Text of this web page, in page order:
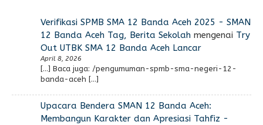
Verifikasi SPMB SMA 12 Banda Aceh 2025 - SMAN
12 Banda Aceh Tag, Berita Sekolahmengenai Try
Out UTBK SMA 12 Banda Aceh Lancar
April 8, 2026
[…] Baca juga: /pengumuman-spmb-sma-negeri-12-
banda-aceh […]
Upacara Bendera SMAN 12 Banda Aceh:
Membangun Karakter dan Apresiasi Tahfiz -